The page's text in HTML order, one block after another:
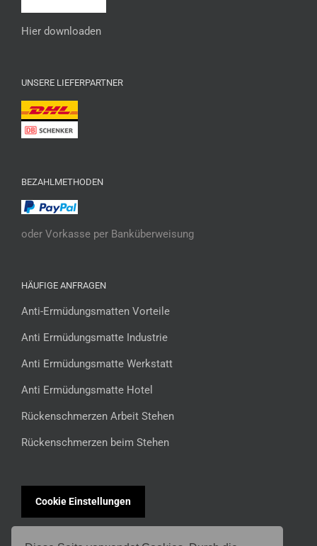
Hier downloaden
UNSERE LIEFERPARTNER
BEZAHLMETHODEN
oder Vorkasse per Banküberweisung
HÄUFIGE ANFRAGEN
Anti-Ermüdungsmatten Vorteile
Anti Ermüdungsmatte Industrie
Anti Ermüdungsmatte Werkstatt
Anti Ermüdungsmatte Hotel
Rückenschmerzen Arbeit Stehen
Rückenschmerzen beim Stehen
Cookie Einstellungen